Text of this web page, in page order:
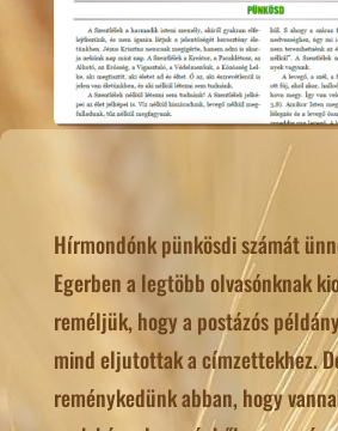
Hírmondónk pünkösdi számát
Egerben a legtöbb olvasónknak
reméljük, hogy a postázós
mind eljutottak a címzettekhez.
reménykedünk abban, hogy